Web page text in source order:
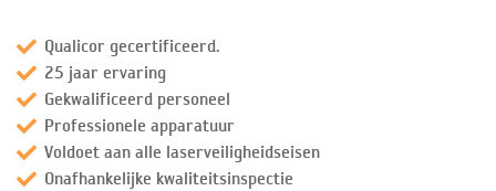
Qualicor gecertificeerd.
25 jaar ervaring
Gekwalificeerd personeel
Professionele apparatuur
Voldoet aan alle laserveiligheidseisen
Onafhankelijke kwaliteitsinspectie